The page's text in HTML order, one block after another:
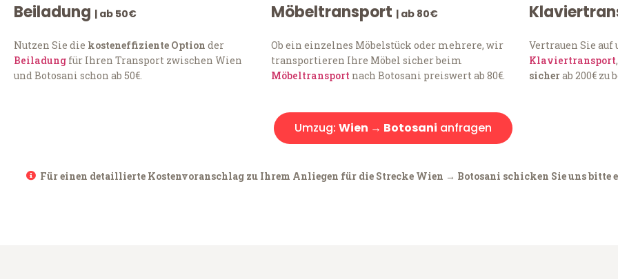
Beiladung | ab 50€
Nutzen Sie die kosteneffiziente Option der
Beiladung für Ihren Transport zwischen Wien
und Botosani schon ab 50€.
Möbeltransport | ab 80€
Ob ein einzelnes Möbelstück oder mehrere, wir
transportieren Ihre Möbel sicher beim
Möbeltransport nach Botosani preiswert ab 80€.
Vertrauen Sie auf
Klaviertransport
sicherab 200€ zu
Umzug: Wien → Botosani anfragen
Für einen detaillierte Kostenvoranschlag zu Ihrem Anliegen für die Strecke Wien → Botosani schicken Sie uns bitte